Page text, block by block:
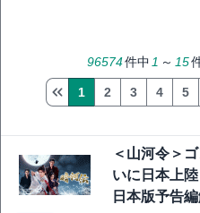
96574件中 1 ～ 15
1 2 3 4 5
＜山河令＞
いに日本上
日本版予告